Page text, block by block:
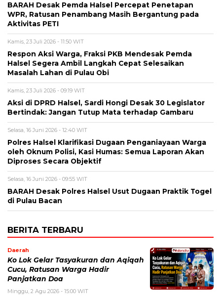
BARAH Desak Pemda Halsel Percepat Penetapan
WPR, Ratusan Penambang Masih Bergantung pada
Aktivitas PETI
Kamis, 23 Juli 2026 - 11:50 WIT
Respon Aksi Warga, Fraksi PKB Mendesak Pemda
Halsel Segera Ambil Langkah Cepat Selesaikan
Masalah Lahan di Pulau Obi
Kamis, 23 Juli 2026 - 09:19 WIT
Aksi di DPRD Halsel, Sardi Hongi Desak 30 Legislator
Bertindak: Jangan Tutup Mata terhadap Gambaru
Selasa, 16 Juni 2026 - 12:40 WIT
Polres Halsel Klarifikasi Dugaan Penganiayaan Warga
oleh Oknum Polisi, Kasi Humas: Semua Laporan Akan
Diproses Secara Objektif
Selasa, 16 Juni 2026 - 09:55 WIT
BARAH Desak Polres Halsel Usut Dugaan Praktik Togel
di Pulau Bacan
BERITA TERBARU
Daerah
Ko Lok Gelar Tasyakuran dan Aqiqah
Cucu, Ratusan Warga Hadir
Panjatkan Doa
Minggu, 2 Agu 2026 - 15:00 WIT